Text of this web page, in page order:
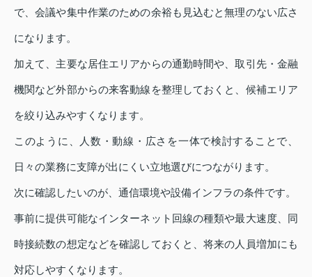
で、会議や集中作業のための余裕も見込むと無理のない広さ
になります。
加えて、主要な居住エリアからの通勤時間や、取引先・金融
機関など外部からの来客動線を整理しておくと、候補エリア
を絞り込みやすくなります。
このように、人数・動線・広さを一体で検討することで、
日々の業務に支障が出にくい立地選びにつながります。
次に確認したいのが、通信環境や設備インフラの条件です。
事前に提供可能なインターネット回線の種類や最大速度、同
時接続数の想定などを確認しておくと、将来の人員増加にも
対応しやすくなります。